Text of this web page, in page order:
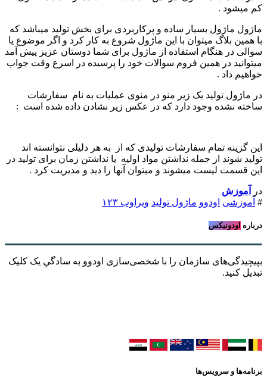
کم میشود .
ماژول ماژول بسیار ساده و پرکاربردی برای بخش تولید میباشد که
با همین بلاگ میتوان با این ماژول شروع به کار کرد و اگر موضوع یا
سوالی در هنگام استفاده از ماژول برای شما دوستان عزیز پیش آمد
میتوانید در همین فروم سوالات خود را پرسیده در اسرع وقت جواب
خواهیم داد .
در ماژول تولید یک زیر منو در منوی عملیات به نام سفارشات
ساخته نشده وجود دارد که در عکس زیر نشادن داده شده است :
این گزینه تمام سفارشات تولیدی که از به هر دلیلی نتوانسته اند
تولید شوند از جمله نداشتن مواد اولیه یا نداشتن زمان برای تولید در
این قسمت لیست میشوند و میتوان آنها را دید و مدیریت کرد .
در
آموزش
# آموزشی اودوو ماژول تولید ویراوب ۱۲۳
درباره اودونیکس
بپیچیدگی‌های سازمان را با شخصی‌سازی اودوو به سادگیِ یک کلیک
تبدیل کنید.
برنامه‌ها و سرویس‌ها